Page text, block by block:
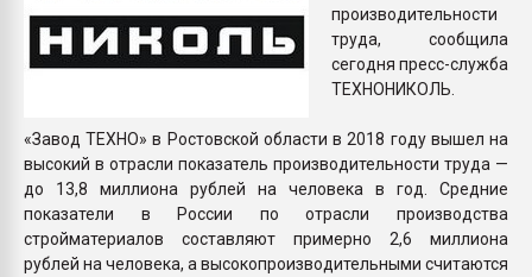
производительности
труда, сообщила
сегодня пресс-служба
ТЕХНОНИКОЛЬ.
«Завод ТЕХНО» в Ростовской области в 2018 году вышел на
высокий в отрасли показатель производительности труда —
до 13,8 миллиона рублей на человека в год. Средние
показатели в России по отрасли производства
стройматериалов составляют примерно 2,6 миллиона
рублей на человека, а высокопроизводительными считаются